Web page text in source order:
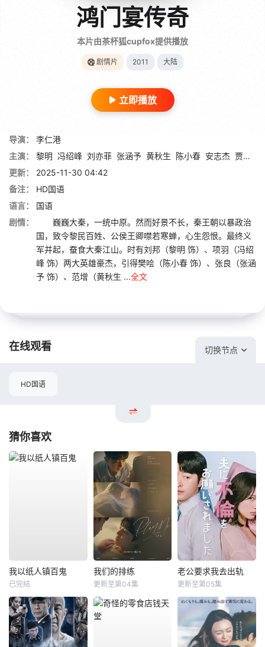
鸿门宴传奇
本片由茶杯狐cupfox提供播放
剧情片 2011 大陆
立即播放
导演：
李仁港
主演：
黎明 冯绍峰 刘亦菲 张涵予 黄秋生 陈小春 安志杰 贾青
更新：
2025-11-30 04:42
备注：
HD国语
语言：
国语
剧情：
巍巍大秦，一统中原。然而好景不长，秦王朝以暴政治
国，致令黎民百姓、公侯王卿噤若寒蝉，心生怨恨。最终义
军并起，蚕食大秦江山。时有刘邦（黎明 饰）、项羽（冯绍
峰 饰）两大英雄豪杰，引得樊哙（陈小春 饰）、张良（张涵
予 饰）、范增（黄秋生 ...全文
在线观看 切换节点
HD国语
猜你喜欢
我以纸人镇百鬼
已完结
我们的排练
更新至第04集
老公要求我去出轨
更新至第05集